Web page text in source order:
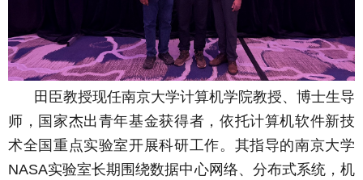
田臣教授现任南京大学计算机学院教授、博士生导
师，国家杰出青年基金获得者，依托计算机软件新技
术全国重点实验室开展科研工作。其指导的南京大学
NASA实验室长期围绕数据中心网络、分布式系统，机